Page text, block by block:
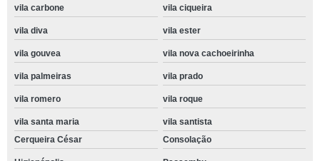
vila carbone vila ciqueira
vila diva vila ester
vila gouvea vila nova cachoeirinha
vila palmeiras vila prado
vila romero vila roque
vila santa maria
vila santista
Cerqueira César
Consolação